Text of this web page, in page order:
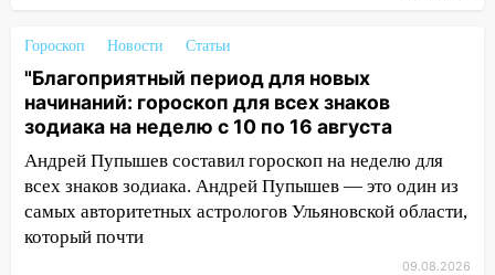
Ульяновске отменили фестиваль «Наше
время»
16:17 Мелекесский район первым в
Ульяновской области намолотил более
100 тысяч тонн зерна
15:17 В колледжи и техникумы
Ульяновской области подали более 10
тысяч заявлений
Гороскоп Новости Статьи
"Благоприятный период для новых
начинаний: гороскоп для всех знаков
зодиака на неделю с 10 по 16 августа
Андрей Пупышев составил гороскоп на неделю для
всех знаков зодиака. Андрей Пупышев — это один из
самых авторитетных астрологов Ульяновской области,
который почти
09.08.2026